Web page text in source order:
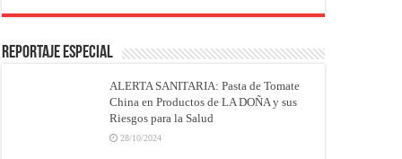
REPORTAJE ESPECIAL
ALERTA SANITARIA: Pasta de Tomate
China en Productos de LA DOÑA y sus
Riesgos para la Salud
28/10/2024